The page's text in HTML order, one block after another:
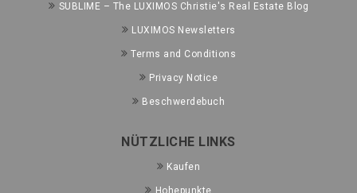
SUBLIME – The LUXIMOS Christie's Real Estate Blog
LUXIMOS Newsletters
Terms and Conditions
Privacy Notice
Beschwerdebuch
NÜTZLICHE LINKS
Kaufen
Hohepunkte